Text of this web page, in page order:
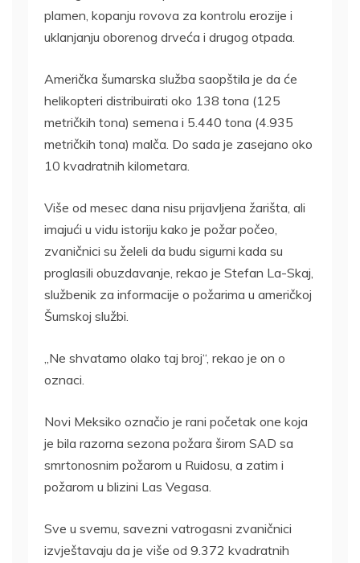
plamen, kopanju rovova za kontrolu erozije i
uklanjanju oborenog drveća i drugog otpada.
Američka šumarska služba saopštila je da će
helikopteri distribuirati oko 138 tona (125
metričkih tona) semena i 5.440 tona (4.935
metričkih tona) malča. Do sada je zasejano oko
10 kvadratnih kilometara.
Više od mesec dana nisu prijavljena žarišta, ali
imajući u vidu istoriju kako je požar počeo,
zvaničnici su želeli da budu sigurni kada su
proglasili obuzdavanje, rekao je Stefan La-Skaj,
službenik za informacije o požarima u američkoj
Šumskoj službi.
„Ne shvatamo olako taj broj“, rekao je on o
oznaci.
Novi Meksiko označio je rani početak one koja
je bila razorna sezona požara širom SAD sa
smrtonosnim požarom u Ruidosu, a zatim i
požarom u blizini Las Vegasa.
Sve u svemu, savezni vatrogasni zvaničnici
izvještavaju da je više od 9.372 kvadratnih